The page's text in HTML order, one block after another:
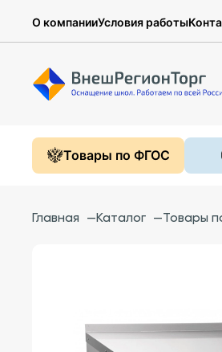
О компанииУсловия работы
Товары по ФГОС
Главная —Каталог —Товары